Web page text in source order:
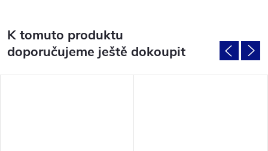
K tomuto produktu
doporučujeme ještě dokoupit